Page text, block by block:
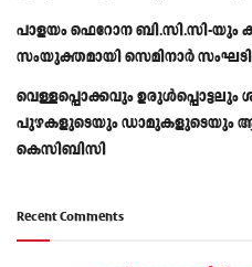
പാളയം ഫെറോന ബി.സി.സി-
സംയുക്തമായി സെമിനാർ
വെള്ളപ്പൊക്കവും ഉരുള്‍പ്പൊട്ടലും
പുഴകളുടെയും ഡാമുകളുടെയും
കെസിബിസി
Recent Comments